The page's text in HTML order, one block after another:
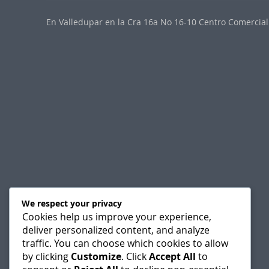
En Valledupar en la Cra 16a No 16-10 Centro
We respect your privacy
Cookies help us improve your experience,
deliver personalized content, and analyze
traffic. You can choose which cookies to allow
by clicking Customize. ClickAccept All to